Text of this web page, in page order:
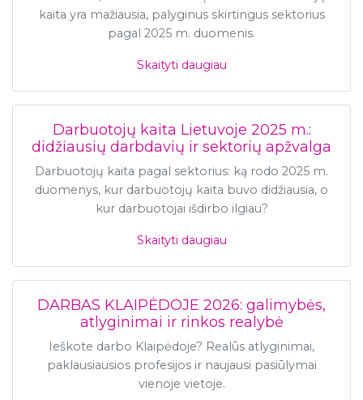
kaita yra mažiausia, palyginus skirtingus sektorius
pagal 2025 m. duomenis.
Skaityti daugiau
Darbuotojų kaita Lietuvoje 2025 m.:
didžiausių darbdavių ir sektorių apžvalga
Darbuotojų kaita pagal sektorius: ką rodo 2025 m.
duomenys, kur darbuotojų kaita buvo didžiausia, o
kur darbuotojai išdirbo ilgiau?
Skaityti daugiau
DARBAS KLAIPĖDOJE 2026: galimybės,
atlyginimai ir rinkos realybė
Ieškote darbo Klaipėdoje? Realūs atlyginimai,
paklausiausios profesijos ir naujausi pasiūlymai
vienoje vietoje.